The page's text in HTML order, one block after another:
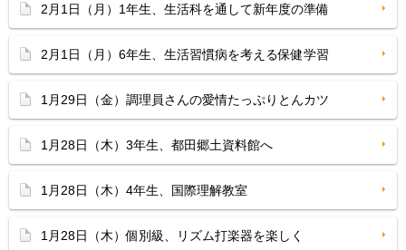
2月1日（月）1年生、生活科を通して新年度の準備
2月1日（月）6年生、生活習慣病を考える保健学習
1月29日（金）調理員さんの愛情たっぷりとんカツ
1月28日（木）3年生、都田郷土資料館へ
1月28日（木）4年生、国際理解教室
1月28日（木）個別級、リズム打楽器を楽しく